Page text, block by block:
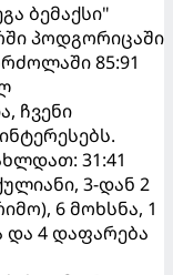
ბემაქსი"
პოდგორიცაში
85:91
ჩვენი
31:41
3-დან 2
6 მოხსნა, 1
და 4 დაფარება